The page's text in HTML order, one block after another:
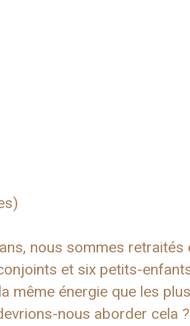
nous sommes
et six petits-
même énergie que les
nous aborder cela ?